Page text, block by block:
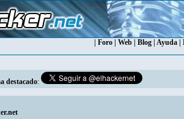
Foro Web Blog Ayuda
destacado: